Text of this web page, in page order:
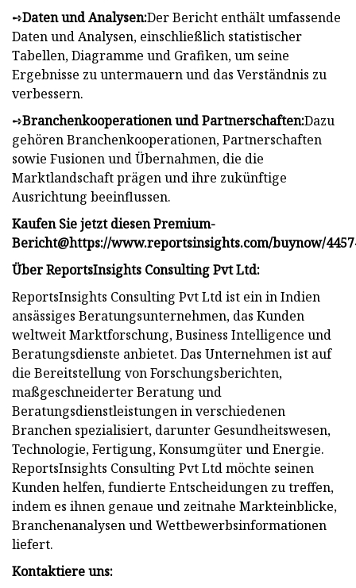
➺Daten und Analysen:Der Bericht enthält umfassende
Daten und Analysen, einschließlich statistischer
Tabellen, Diagramme und Grafiken, um seine
Ergebnisse zu untermauern und das Verständnis zu
verbessern.
➺Branchenkooperationen und Partnerschaften:Dazu
gehören Branchenkooperationen, Partnerschaften
sowie Fusionen und Übernahmen, die die
Marktlandschaft prägen und ihre zukünftige
Ausrichtung beeinflussen.
Kaufen Sie jetzt diesen Premium-
Bericht@https://www.reportsinsights.com/buynow/
Über ReportsInsights Consulting Pvt Ltd:
ReportsInsights Consulting Pvt Ltd ist ein in Indien
ansässiges Beratungsunternehmen, das Kunden
weltweit Marktforschung, Business Intelligence und
Beratungsdienste anbietet. Das Unternehmen ist auf
die Bereitstellung von Forschungsberichten,
maßgeschneiderter Beratung und
Beratungsdienstleistungen in verschiedenen
Branchen spezialisiert, darunter Gesundheitswesen,
Technologie, Fertigung, Konsumgüter und Energie.
ReportsInsights Consulting Pvt Ltd möchte seinen
Kunden helfen, fundierte Entscheidungen zu treffen,
indem es ihnen genaue und zeitnahe Markteinblicke,
Branchenanalysen und Wettbewerbsinformationen
liefert.
Kontaktiere uns: